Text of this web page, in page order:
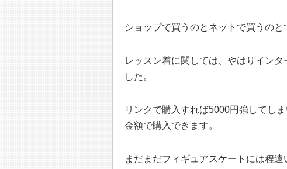
ショップで買うのとネットで買うの
レッスン着に関しては、やはりイン
した。
リンクで購入すれば5000円強してし
金額で購入できます。
まだまだフィギュアスケートには程